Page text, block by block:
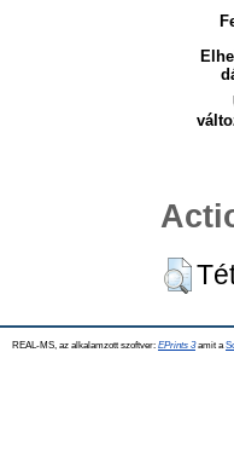
REAL-MS, az alkalamzott szoftver: EPrints 3amit a